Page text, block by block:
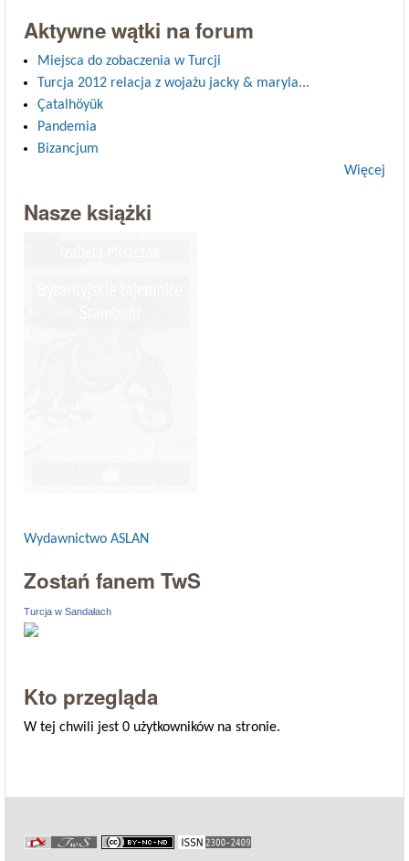
Aktywne wątki na forum
Miejsca do zobaczenia w Turcji
Turcja 2012 relacja z wojażu jacky & maryla...
Çatalhöyük
Pandemia
Bizancjum
Więcej
Nasze książki
Wydawnictwo ASLAN
Zostań fanem TwS
Turcja w Sandałach
Kto przegląda
W tej chwili jest 0 użytkowników na stronie.